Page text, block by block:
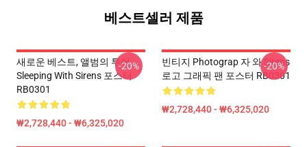
베스트셀러 제품
새로운 베스트, 앨범의 투어
Sleeping With Sirens 포스터
RB0301
₩2,728,440 - ₩6,325,020
-20%
빈티지 Photograp 자 와 Sirens
로고 그래픽 팬 포스터 RB0301
₩2,728,440 - ₩6,325,020
-20%